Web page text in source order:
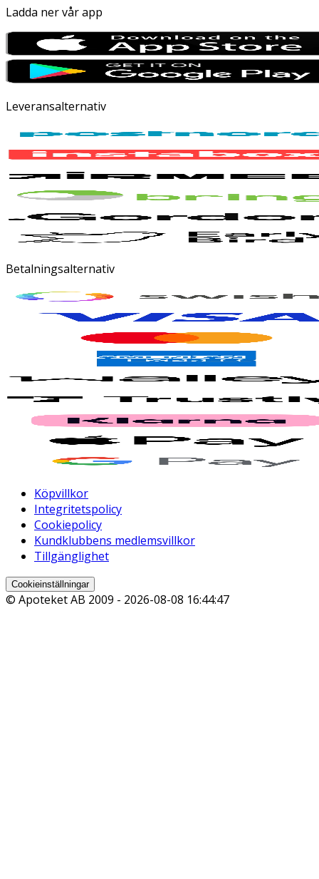
Ladda ner vår app
Leveransalternativ
Betalningsalternativ
Köpvillkor
Integritetspolicy
Cookiepolicy
Kundklubbens medlemsvillkor
Tillgänglighet
Cookieinställningar
© Apoteket AB 2009 - 2026-08-08 16:44:47